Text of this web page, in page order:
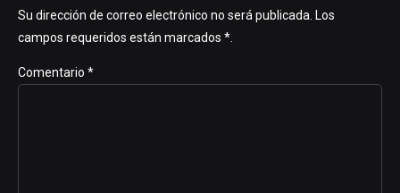
Su dirección de correo electrónico no será publicada. Los
campos requeridos están marcados *.
Comentario *